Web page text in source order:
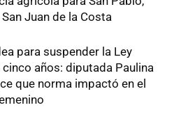
Juan de la Costa
para suspender la Ley
cinco años: diputada Paulina
que norma impactó en el